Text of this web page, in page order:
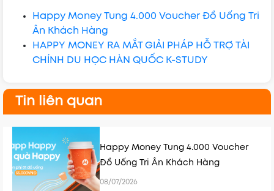
Happy Money Tung 4.000 Voucher Đồ Uống Tri
Ân Khách Hàng
HAPPY MONEY RA MẮT GIẢI PHÁP HỖ TRỢ TÀI
CHÍNH DU HỌC HÀN QUỐC K-STUDY
Tin liên quan
Happy Money Tung 4.000 Voucher
Đồ Uống Tri Ân Khách Hàng
08/07/2026